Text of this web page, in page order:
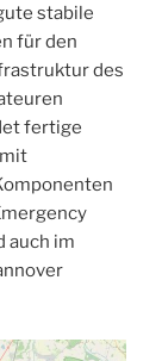
stabile
für den
des
fertige
auch im